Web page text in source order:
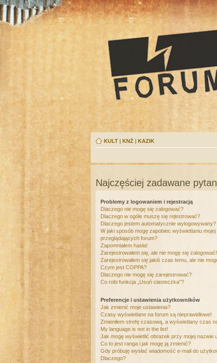
KULT | KNŻ | KAZIK
Najczęściej zadawane
Problemy z logowaniem i rejestracją
Dlaczego nie mogę się zalogować?
Dlaczego w ogóle muszę się rejestrować?
Dlaczego jestem automatycznie wylogowywany?
W jaki sposób mogę zapobiec wyświetlaniu
przeglądających forum?
Zapomniałem hasła!
Zarejestrowałem się, ale nie mogę się zalogować!
Zarejestrowałem się jakiś czas temu, ale nie
Czym jest COPPA?
Dlaczego nie mogę się zarejestrować?
Co robi funkcja „Usuń ciasteczka”?
Preferencje i ustawienia użytkowników
Jak zmienić moje ustawienia?
Czasy wyświetlane na forum są nieprawidłowe!
Zmieniłem strefę czasową, a wyświetlany czas
My language is not in the list!
Jak mogę wyświetlić obrazek przy mojej nazwie
Co to jest ranga i jak mogę ją zmienić?
Gdy próbuję wysłać wiadomość e-mail do
Dlaczego?